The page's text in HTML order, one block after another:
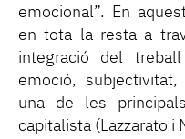
emocional”. En
en tota la resta a
integració del
emoció,
una de les
capitalista (Lazzarato i